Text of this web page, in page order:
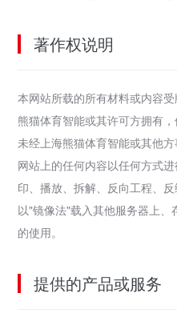
著作权说明
本网站所载的所有材料或内容
熊猫体育智能或其许可方拥有
未经上海熊猫体育智能或其他
网站上的任何内容以任何方式
印、播放、拆解、反向工程、
以"镜像法"载入其他服务器上
的使用。
提供的产品或服务